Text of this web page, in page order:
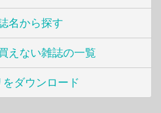
名から探す
えない雑誌の一覧
をダウンロード